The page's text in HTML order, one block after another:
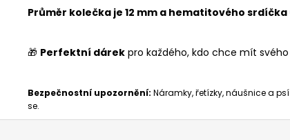
Průměr kolečka je 12 mm a hematitového srdíčka
🎁 Perfektní dárek pro každého, kdo chce mít
Bezpečnostní upozornění: Náramky, řetízky, náušnice a
se.
Z